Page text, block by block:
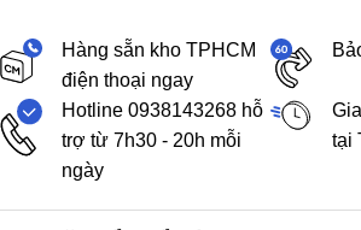
Hàng sẵn kho TPHCM
điện thoại ngay
Hotline 0938143268 hỗ
trợ từ 7h30 - 20h mỗi
ngày
tại